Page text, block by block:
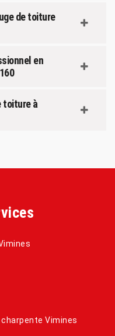
de toiture
en
toiture à
Vimines